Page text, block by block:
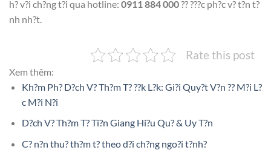
h? v?i ch?ng t?i qua hotline: 0911 884 000?? ???c ph?c v? t?n t?
nh nh?t.
Rate this post
Xem thêm:
Kh?m Ph? D?ch V? Th?m T? ??k L?k: Gi?i Quy?t V?n ?? M?i L?
c M?i N?i
D?ch V? Th?m T? Ti?n Giang Hi?u Qu? & Uy T?n
C? n?n thu? th?m t? theo d?i ch?ng ngo?i t?nh?